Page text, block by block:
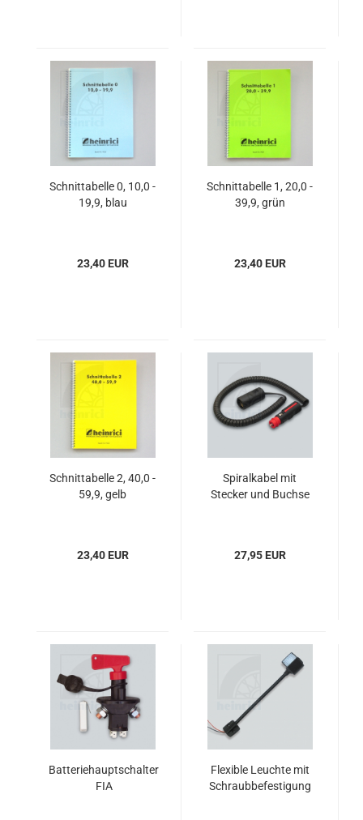
Schnittabelle 0, 10,0 -
19,9, blau
23,40 EUR
Schnittabelle 1, 20,0 -
39,9, grün
23,40 EUR
Schnittabelle 2, 40,0 -
59,9, gelb
23,40 EUR
Spiralkabel mit
Stecker und Buchse
27,95 EUR
Batteriehauptschalter
FIA
Flexible Leuchte mit
Schraubbefestigung